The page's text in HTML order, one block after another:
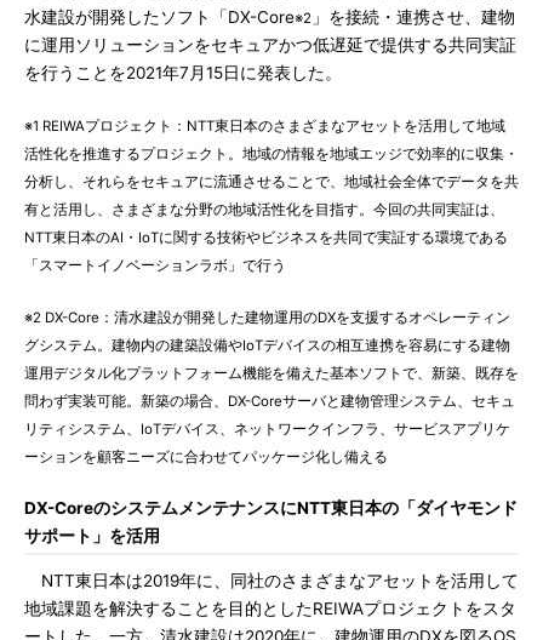
水建設が開発したソフト「DX-Core※2 」を接続・連携させ、建物
に運用ソリューションをセキュアかつ低遅延で提供する共同実証
を行うことを2021年7月15日に発表した。
※1 REIWAプロジェクト：NTT東日本のさまざまなアセットを活用して地域
活性化を推進するプロジェクト。地域の情報を地域エッジで効率的に収集・
分析し、それらをセキュアに流通させることで、地域社会全体でデータを共
有と活用し、さまざまな分野の地域活性化を目指す。今回の共同実証は、
NTT東日本のAI・IoTに関する技術やビジネスを共同で実証する環境である
「スマートイノベーションラボ」で行う
※2 DX-Core：清水建設が開発した建物運用のDXを支援するオペレーティン
グシステム。建物内の建築設備やIoTデバイスの相互連携を容易にする建物
運用デジタル化プラットフォーム機能を備えた基本ソフトで、新築、既存を
問わず実装可能。新築の場合、DX-Coreサーバと建物管理システム、セキュ
リティシステム、IoTデバイス、ネットワークインフラ、サービスアプリケ
ーションを顧客ニーズに合わせてパッケージ化し備える
DX-CoreのシステムメンテナンスにNTT東日本の「ダイヤモンド
サポート」を活用
NTT東日本は2019年に、同社のさまざまなアセットを活用して
地域課題を解決することを目的としたREIWAプロジェクトをスタ